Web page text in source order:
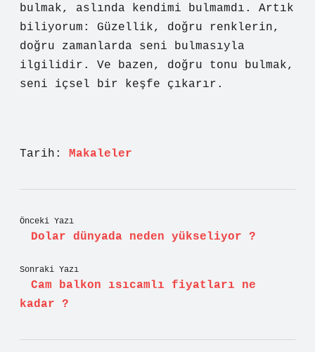
bulmak, aslında kendimi bulmamdı. Artık
biliyorum: Güzellik, doğru renklerin,
doğru zamanlarda seni bulmasıyla
ilgilidir. Ve bazen, doğru tonu bulmak,
seni içsel bir keşfe çıkarır.
Tarih: Makaleler
Önceki Yazı
Dolar dünyada neden yükseliyor ?
Sonraki Yazı
Cam balkon ısıcamlı fiyatları ne
kadar ?